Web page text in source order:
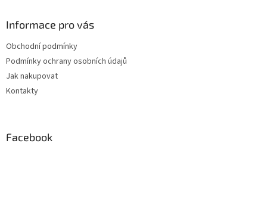
Informace pro vás
Obchodní podmínky
Podmínky ochrany osobních údajů
Jak nakupovat
Kontakty
Facebook